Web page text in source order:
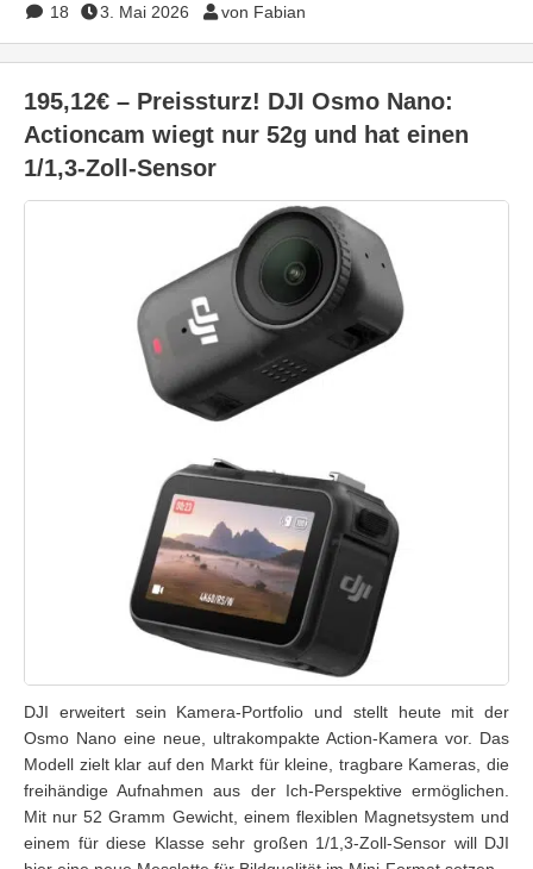
18 3. Mai 2026 von Fabian
195,12€ – Preissturz! DJI Osmo Nano:
Actioncam wiegt nur 52g und hat einen
1/1,3-Zoll-Sensor
DJI erweitert sein Kamera-Portfolio und stellt heute mit der
Osmo Nano eine neue, ultrakompakte Action-Kamera vor. Das
Modell zielt klar auf den Markt für kleine, tragbare Kameras, die
freihändige Aufnahmen aus der Ich-Perspektive ermöglichen.
Mit nur 52 Gramm Gewicht, einem flexiblen Magnetsystem und
einem für diese Klasse sehr großen 1/1,3-Zoll-Sensor will DJI